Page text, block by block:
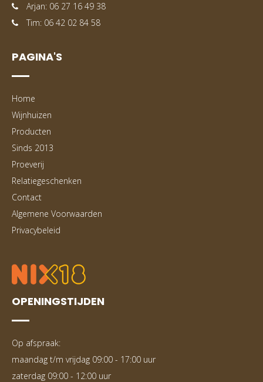
Arjan: 06 27 16 49 38
Tim: 06 42 02 84 58
PAGINA'S
Home
Wijnhuizen
Producten
Sinds 2013
Proeverij
Relatiegeschenken
Contact
Algemene Voorwaarden
Privacybeleid
OPENINGSTIJDEN
Op afspraak:
maandag t/m vrijdag 09:00 - 17:00 uur
zaterdag 09:00 - 12:00 uur